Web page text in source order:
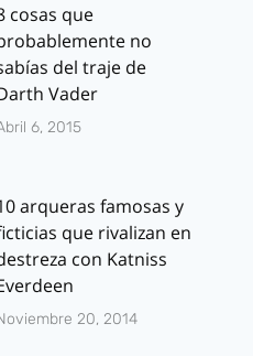
antologia
de
mayo 15, 2012
cosas que
no
del traje de
Vader
6, 2015
arqueras famosas y
que rivalizan en
con Katniss
20, 2014